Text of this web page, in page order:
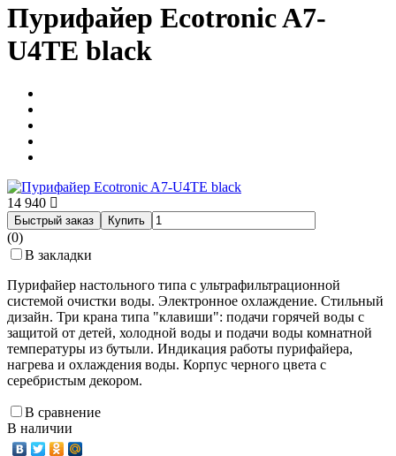
Пурифайер Ecotronic A7-
U4TE black
14 940
Быстрый заказ Купить
(0)
В закладки
Пурифайер настольного типа с ультрафильтрационной
системой очистки воды. Электронное охлаждение. Стильный
дизайн. Три крана типа "клавиши": подачи горячей воды с
защитой от детей, холодной воды и подачи воды комнатной
температуры из бутыли. Индикация работы пурифайера,
нагрева и охлаждения воды. Корпус черного цвета с
серебристым декором.
В сравнение
В наличии